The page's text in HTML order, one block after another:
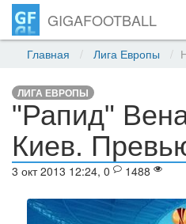
GIGAFOOTBALL
Главная Лига Европы
ЛИГА ЕВРОПЫ
"Рапид"
Киев.
3 окт 2013 12:24, 0 1488